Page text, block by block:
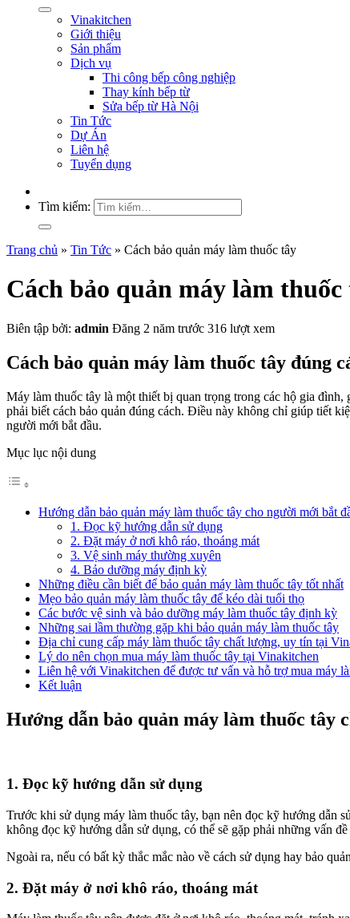
Vinakitchen
Giới thiệu
Sản phẩm
Dịch vụ
Thi công bếp công nghiệp
Thay kính bếp từ
Sửa bếp từ Hà Nội
Tin Tức
Dự Án
Liên hệ
Tuyển dụng
Tìm kiếm:
Trang chủ » Tin Tức » Cách bảo quản máy làm thuốc tây
Cách bảo quản máy làm thuốc
Biên tập bởi: admin Đăng 2 năm trước 316 lượt xem
Cách bảo quản máy làm thuốc tây đúng
Máy làm thuốc tây là một thiết bị quan trọng trong các hộ gia
phải biết cách bảo quản đúng cách. Điều này không chỉ giúp tiết
người mới bắt đầu.
Mục lục nội dung
Hướng dẫn bảo quản máy làm thuốc tây cho người mới bắt
1. Đọc kỹ hướng dẫn sử dụng
2. Đặt máy ở nơi khô ráo, thoáng mát
3. Vệ sinh máy thường xuyên
4. Bảo dưỡng máy định kỳ
Những điều cần biết để bảo quản máy làm thuốc tây tốt nhất
Mẹo bảo quản máy làm thuốc tây để kéo dài tuổi thọ
Các bước vệ sinh và bảo dưỡng máy làm thuốc tây định kỳ
Những sai lầm thường gặp khi bảo quản máy làm thuốc tây
Địa chỉ cung cấp máy làm thuốc tây chất lượng, uy tín tại
Lý do nên chọn mua máy làm thuốc tây tại Vinakitchen
Liên hệ với Vinakitchen để được tư vấn và hỗ trợ mua máy
Kết luận
Hướng dẫn bảo quản máy làm thuốc tây
1. Đọc kỹ hướng dẫn sử dụng
Trước khi sử dụng máy làm thuốc tây, bạn nên đọc kỹ hướng dẫn
không đọc kỹ hướng dẫn sử dụng, có thể sẽ gặp phải những vấn
Ngoài ra, nếu có bất kỳ thắc mắc nào về cách sử dụng hay bảo
2. Đặt máy ở nơi khô ráo, thoáng mát